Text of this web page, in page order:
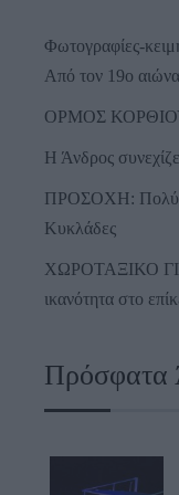
Φωτογραφίες-
Από τον 19ο
ΟΡΜΟΣ ΚΟΡΘΙΟΥ:
Η Άνδρος
ΠΡΟΣΟΧΗ: Πολύ
Κυκλάδες
ΧΩΡΟΤΑΞΙΚΟ
ικανότητα στο
Πρόσφατα